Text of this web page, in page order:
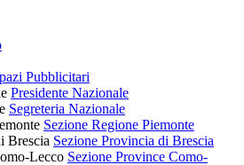
Pubblicitari
Presidente Nazionale
Segreteria Nazionale
Sezione Regione Piemonte
Brescia Sezione Provincia di Brescia
Lecco Sezione Province Como-